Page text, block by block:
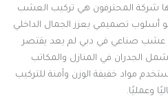
شركة المحترفون هي تركيب العشب
أسلوب تصميمي يعزز الجمال الداخلي
عشب صناعي في دبي لم يعد يقتصر
الجدران في المنازل والمكاتب
مواد خفيفة الوزن وآمنة للتركيب
وعمليًا.